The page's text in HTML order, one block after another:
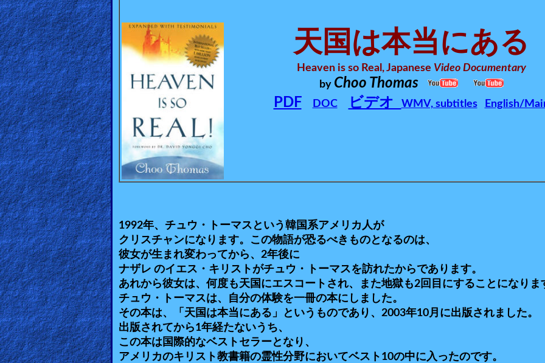
Witch
🎞
X-
Muslim
MP3
Bible
🎞
Bible
Movies
🎞
Gospel
Videos
🎞
Godly
Movies
天国は本当にある
Heaven is so Real, Japanese Video Documentary
by Choo Thomas
PDF
DOC ビデオ WMV, subtitles English/
1992年、チュウ・トーマスという韓国系アメリカ人が
クリスチャンになります。この物語が恐るべきものとなるのは、
彼女が生まれ変わってから、2年後に
ナザレ のイエス・キリストがチュウ・トーマスを訪れたからであります。
あれから彼女は、何度も天国にエスコートされ、また地獄も2回目にすることになりま
チュウ・トーマスは、自分の体験を一冊の本にしました。
その本は、「天国は本当にある」というものであり、2003年10月に出版されました。
出版されてから1年経たないうち、
この本は国際的なベストセラーとなり、
アメリカのキリスト教書籍の霊性分野においてベスト10の中に入ったのです。